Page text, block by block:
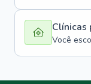
Clínicas
Você